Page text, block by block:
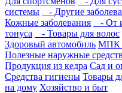
системы
- Другие
Кожные заболевания
- От
тонуса
- Товары для волос
Здоровый автомобиль МПК
Полезные наружные
Продукция из кедра Сад и
Средства гигиены Товары
на дому Хозяйство и быт